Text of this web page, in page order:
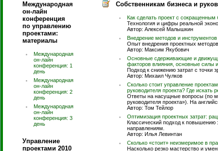
Международная
он-лайн
конференция
по управлению
проектами:
материалы
Международная
он-лайн
конференция: 1
день
Международная
он-лайн
конференция: 2
день
Международная
он-лайн
конференция: 3
день
Управление
проектами 2010
Собственникам бизнеса и
Как сделать проект с
Технология и цифры реальной
Автор: Алексей Малышкин
Внедрение методов и
Опыт внедрения проектных
Автор: Максим Якубович
Основные сдерживающие и
факторов влияния, основные силы
Подход к снижению затрат с точки
Автор: Михаил Чулков
Сколько стоит управление
руководителя проекта? Где искать
Ответы на насущные вопросы (по
руководителя проекта»). На
Автор: Том Тейлор
Оптимизация проектных затрат:
Классический подход к
направлениям.
Автор: Илья Левинтан
Сколько «стоит» неизмеримое в
Насколько резко мастерство и